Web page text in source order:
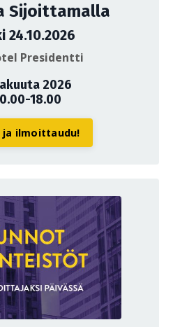
Sijoittamalla
24.10.2026
Presidentti
2026
18.00
ja ilmoittaudu!